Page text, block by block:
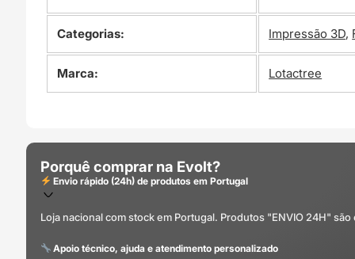
Categorias: Impressão 3D,
Marca: Lotactree
Porquê comprar na Evolt?
Envio rápido (24h) de produtos em Portugal
Loja nacional com stock em Portugal. Produtos "ENVIO 24H"
Apoio técnico, ajuda e atendimento personalizado